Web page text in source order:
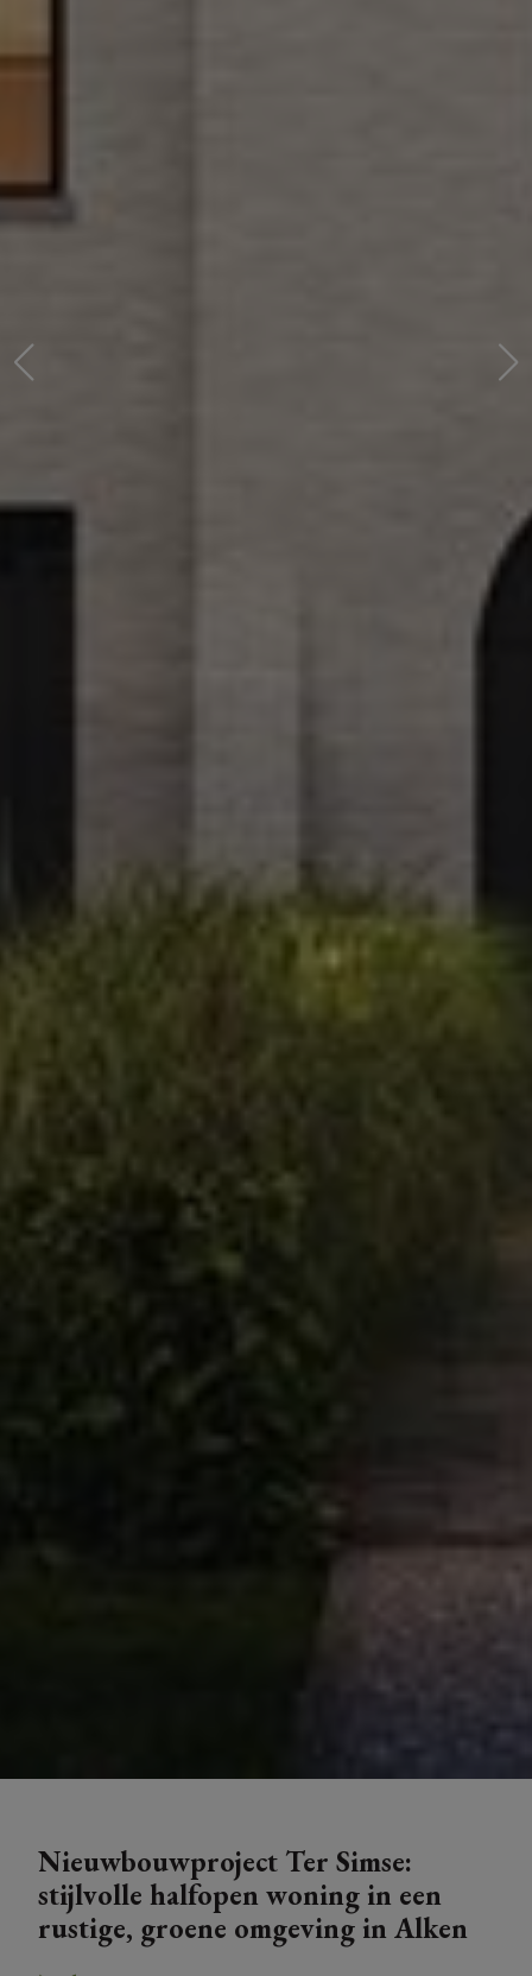
Nieuwbouwproject Ter Simse:
stijlvolle halfopen woning in een
rustige, groene omgeving in Alken